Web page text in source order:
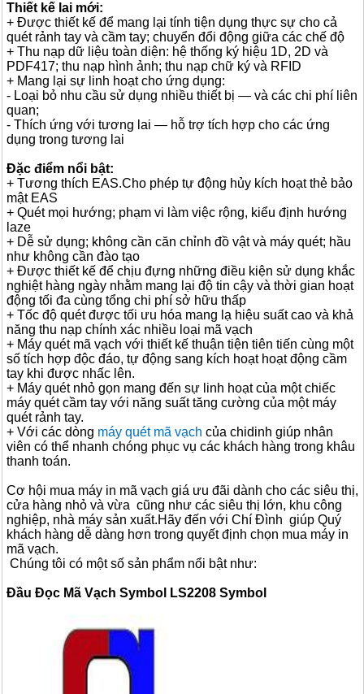
Thiết kế lai mới:
+ Được thiết kế để mang lại tính tiện dụng thực sự cho cả
quét rảnh tay và cầm tay; chuyển đổi động giữa các chế độ
+ Thu nạp dữ liệu toàn diện: hệ thống ký hiệu 1D, 2D và
PDF417; thu nạp hình ảnh; thu nạp chữ ký và RFID
+ Mang lại sự linh hoạt cho ứng dụng:
- Loại bỏ nhu cầu sử dụng nhiều thiết bị — và các chi phí liên
quan;
- Thích ứng với tương lai — hỗ trợ tích hợp cho các ứng
dụng trong tương lai
Đặc điểm nổi bật:
+ Tương thích EAS.Cho phép tự động hủy kích hoạt thẻ bảo
mật EAS
+ Quét mọi hướng; phạm vi làm việc rộng, kiểu định hướng
laze
+ Dễ sử dụng; không cần căn chỉnh đồ vật và máy quét; hầu
như không cần đào tạo
+ Được thiết kế để chịu đựng những điều kiện sử dụng khắc
nghiệt hàng ngày nhằm mang lại độ tin cậy và thời gian hoạt
động tối đa cùng tổng chi phí sở hữu thấp
+ Tốc độ quét được tối ưu hóa mang lạ hiệu suất cao và khả
năng thu nạp chính xác nhiều loại mã vạch
+ Máy quét mã vạch với thiết kế thuận tiện tiên tiến cùng một
số tích hợp độc đáo, tự động sang kích hoạt hoạt động cầm
tay khi được nhấc lên.
+ Máy quét nhỏ gọn mang đến sự linh hoạt của một chiếc
máy quét cầm tay với năng suất tăng cường của một máy
quét rảnh tay.
+ Với các dòng máy quét mã vạch của chidinh giúp nhân
viên có thể nhanh chóng phục vụ các khách hàng trong khâu
thanh toán.
Cơ hội mua máy in mã vạch giá ưu đãi dành cho các siêu thị,
cửa hàng nhỏ và vừa cũng như các siêu thị lớn, khu công
nghiệp, nhà máy sản xuất.Hãy đến với Chí Đình giúp Quý
khách hàng dễ dàng hơn trong quyết định chọn mua máy in
mã vạch.
Chúng tôi có một số sản phẩm nổi bật như:
Đầu Đọc Mã Vạch Symbol LS2208 Symbol